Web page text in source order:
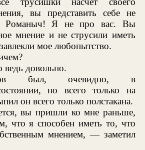
вы представить себе не
Романыч! Я не про вас. Вы
мнение и не струсили иметь
мое любопытство.
довольно.
был, очевидно, в
но всего только на
он всего только полстакана.
вы пришли ко мне раньше,
что я способен иметь то, что
мнением, — заметил